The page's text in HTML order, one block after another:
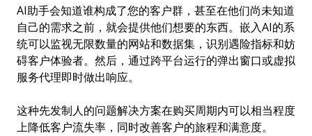
AI助手会知道谁构成了您的客户群，甚至在他们尚未知道
自己的需求之前，就会提供他们想要的东西。嵌入AI的系
统可以监视无限数量的网站和数据集，识别遇险指标和妨
碍客户体验者。然后，通过跨平台运行的弹出窗口或虚拟
服务代理即时做出响应。
这种先发制人的问题解决方案在购买周期内可以相当程度
上降低客户流失率，同时改善客户的旅程和满意度。